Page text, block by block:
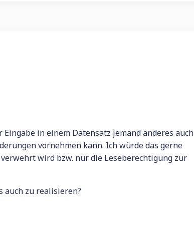
in einem Datensatz jemand anderes auch
vornehmen kann. Ich würde das gerne
wird bzw. nur die Leseberechtigung zur
auch zu realisieren?